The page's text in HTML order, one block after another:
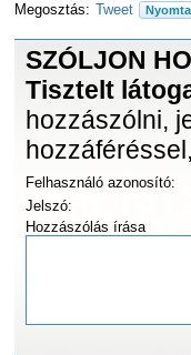
Megosztás: Tweet
SZÓLJON
Tisztelt
hozzászólni,
Felhasználó azonosító:
Jelszó:
Hozzászólás írása